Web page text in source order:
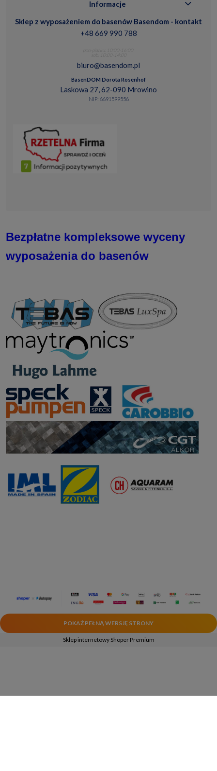
Informacje
Sklep z wyposażeniem do basenów Basendom - kontakt
+48 669 990 788
biuro@basendom.pl
BasenDOM Dorota Rosenhof
Laskowa 27, 62-090 Mrowino
NIP: 6691599556
Bezpłatne kompleksowe wyceny
wyposażenia do basenów
POKAŻ PEŁNĄ WERSJĘ STRONY
Sklep internetowy Shoper Premium